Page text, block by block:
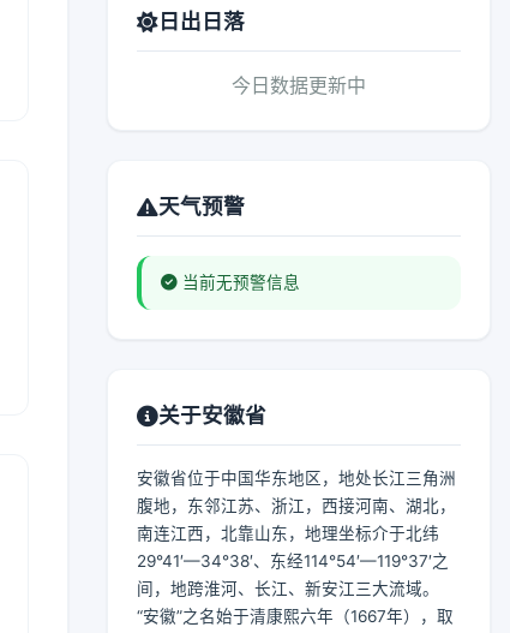
日出日落
今日数据更新中
天气预警
当前无预警信息
关于安徽省
安徽省位于中国华东地区，地处长江三角洲
腹地，东邻江苏、浙江，西接河南、湖北，
南连江西，北靠山东，地理坐标介于北纬
29°41′—34°38′、东经114°54′—119°37′之
间，地跨淮河、长江、新安江三大流域。
“安徽”之名始于清康熙六年（1667年），取